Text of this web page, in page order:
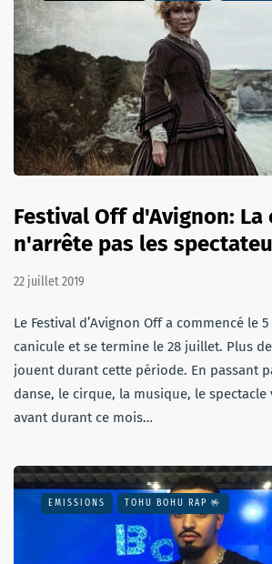
Festival Off d'Avignon: La
n'arrête pas les
22 juillet 2019
Le Festival d’Avignon Off a commencé le
canicule et se termine le 28 juillet. Plus
jouent durant cette période. En passant
danse, le cirque, la musique, le spectacle
avant durant ce mois…
EMISSIONS TOHU BOHU RAP 🤟